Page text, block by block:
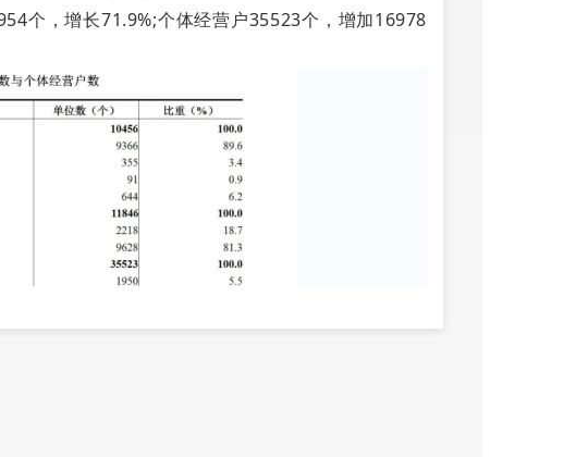
个，增长71.9%;个体经营户35523个，增加16978